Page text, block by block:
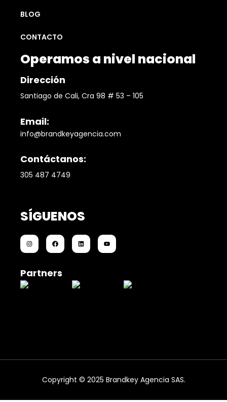
BLOG
CONTACTO
Operamos a nivel nacional
Dirección
Santiago de Cali, Cra 98 # 53 – 105
Email:
info@brandkeyagencia.com
Contáctanos:
305 487 4749
SÍGUENOS
Partners
Copyright © 2025 Brandkey Agencia SAS.